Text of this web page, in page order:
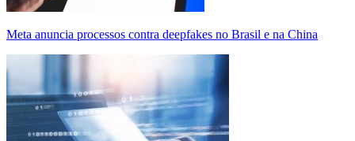
Meta anuncia processos contra deepfakes no Brasil e na China